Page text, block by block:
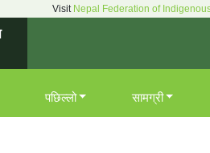
Visit Nepal Federation of
पछिल्लो सामग्री